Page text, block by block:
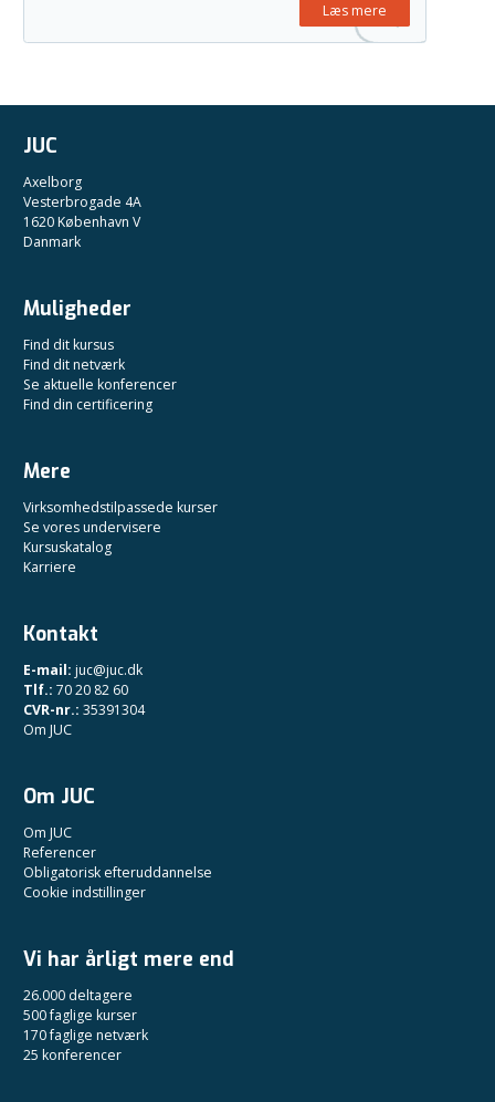
Læs mere
JUC
Axelborg
Vesterbrogade 4A
1620 København V
Danmark
Muligheder
Find dit kursus
Find dit netværk
Se aktuelle konferencer
Find din certificering
Mere
Virksomhedstilpassede kurser
Se vores undervisere
Kursuskatalog
Karriere
Kontakt
E-mail: juc@juc.dk
Tlf.: 70 20 82 60
CVR-nr.: 35391304
Om JUC
Om JUC
Om JUC
Referencer
Obligatorisk efteruddannelse
Cookie indstillinger
Vi har årligt mere end
26.000 deltagere
500 faglige kurser
170 faglige netværk
25 konferencer